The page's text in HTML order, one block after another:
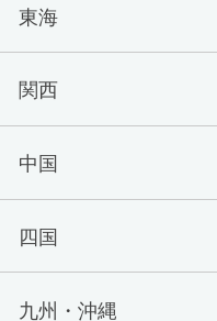
東海
関西
中国
四国
九州・沖縄